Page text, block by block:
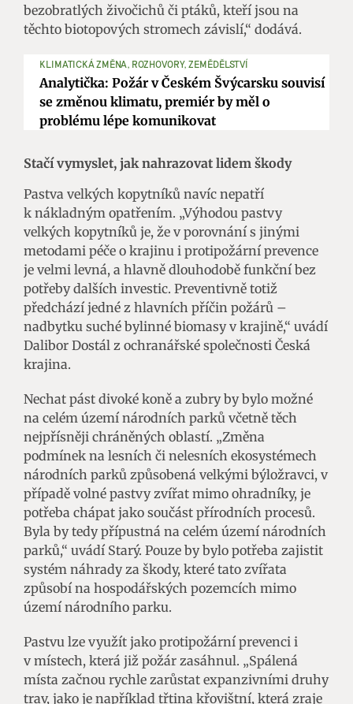
bezobratlých živočichů či ptáků, kteří jsou na
těchto biotopových stromech závislí,“ dodává.
KLIMATICKÁ ZMĚNA, ROZHOVORY, ZEMĚDĚLSTVÍ
Analytička: Požár v Českém Švýcarsku souvisí
se změnou klimatu, premiér by měl o
problému lépe komunikovat
Stačí vymyslet, jak nahrazovat lidem škody
Pastva velkých kopytníků navíc nepatří
k nákladným opatřením. „Výhodou pastvy
velkých kopytníků je, že v porovnání s jinými
metodami péče o krajinu i protipožární prevence
je velmi levná, a hlavně dlouhodobě funkční bez
potřeby dalších investic. Preventivně totiž
předchází jedné z hlavních příčin požárů –
nadbytku suché bylinné biomasy v krajině,“ uvádí
Dalibor Dostál z ochranářské společnosti Česká
krajina.
Nechat pást divoké koně a zubry by bylo možné
na celém území národních parků včetně těch
nejpřísněji chráněných oblastí. „Změna
podmínek na lesních či nelesních ekosystémech
národních parků způsobená velkými býložravci, v
případě volné pastvy zvířat mimo ohradníky, je
potřeba chápat jako součást přírodních procesů.
Byla by tedy přípustná na celém území národních
parků,“ uvádí Starý. Pouze by bylo potřeba zajistit
systém náhrady za škody, které tato zvířata
způsobí na hospodářských pozemcích mimo
území národního parku.
Pastvu lze využít jako protipožární prevenci i
v místech, která již požár zasáhnul. „Spálená
místa začnou rychle zarůstat expanzivními druhy
trav, jako je například třtina křovištní, která zraje